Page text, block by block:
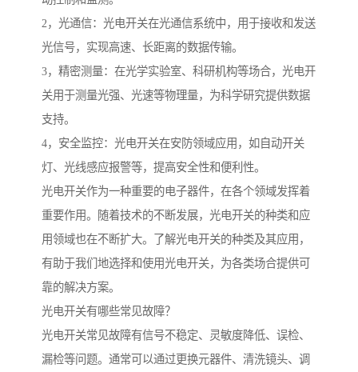
2，光通信：光电开关在光通信系统中，用于接收和发送
光信号，实现高速、长距离的数据传输。
3，精密测量：在光学实验室、科研机构等场合，光电开
关用于测量光强、光速等物理量，为科学研究提供数据
支持。
4，安全监控：光电开关在安防领域应用，如自动开关
灯、光线感应报警等，提高安全性和便利性。
光电开关作为一种重要的电子器件，在各个领域发挥着
重要作用。随着技术的不断发展，光电开关的种类和应
用领域也在不断扩大。了解光电开关的种类及其应用，
有助于我们地选择和使用光电开关，为各类场合提供可
靠的解决方案。
光电开关有哪些常见故障？
光电开关常见故障有信号不稳定、灵敏度降低、误检、
漏检等问题。通常可以通过更换元器件、清洗镜头、调